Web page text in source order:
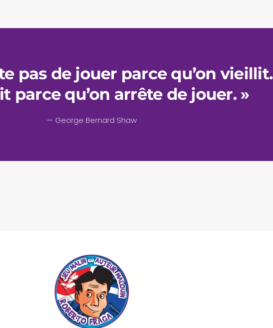
pas de jouer parce qu’on vieillit.
parce qu’on arrête de jouer. »
— George Bernard Shaw